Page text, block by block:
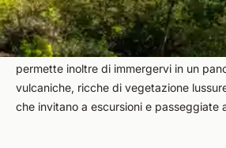
famosa per le sue acque termali
sgorgano dal sottosuolo e offrono
il benessere. Una vacanza in una spa
permette inoltre di immergervi in un
vulcaniche, ricche di vegetazione
che invitano a escursioni e passeggiate